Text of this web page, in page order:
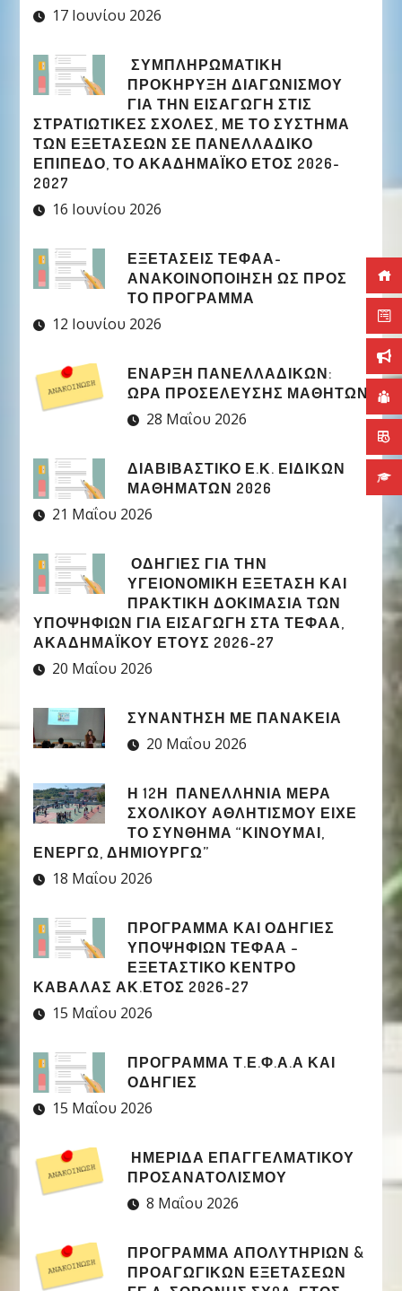
17 Ιουνίου 2026
ΣΥΜΠΛΗΡΩΜΑΤΙΚΉ
ΠΡΟΚΉΡΥΞΗ ΔΙΑΓΩΝΙΣΜΟΎ
ΓΙΑ ΤΗΝ ΕΙΣΑΓΩΓΉ ΣΤΙΣ
ΣΤΡΑΤΙΩΤΙΚΈΣ ΣΧΟΛΈΣ, ΜΕ ΤΟ ΣΎΣΤΗΜΑ
ΤΩΝ ΕΞΕΤΆΣΕΩΝ ΣΕ ΠΑΝΕΛΛΑΔΙΚΌ
ΕΠΊΠΕΔΟ, ΤΟ ΑΚΑΔΗΜΑΪΚΌ ΈΤΟΣ 2026-
2027
16 Ιουνίου 2026
ΕΞΕΤΑΣΕΙΣ ΤΕΦΑΑ-
ΑΝΑΚΟΙΝΟΠΟΙΗΣΗ ΩΣ ΠΡΟΣ
ΤΟ ΠΡΟΓΡΑΜΜΑ
12 Ιουνίου 2026
ΈΝΑΡΞΗ ΠΑΝΕΛΛΑΔΙΚΏΝ:
ΏΡΑ ΠΡΟΣΈΛΕΥΣΗΣ ΜΑΘΗΤΏΝ
28 Μαΐου 2026
ΔΙΑΒΙΒΑΣΤΙΚΟ Ε.Κ. ΕΙΔΙΚΩΝ
ΜΑΘΗΜΑΤΩΝ 2026
21 Μαΐου 2026
ΟΔΗΓΙΕΣ ΓΙΑ ΤΗΝ
ΥΓΕΙΟΝΟΜΙΚΗ ΕΞΕΤΑΣΗ ΚΑΙ
ΠΡΑΚΤΙΚΗ ΔΟΚΙΜΑΣΙΑ ΤΩΝ
ΥΠΟΨΗΦΙΩΝ ΓΙΑ ΕΙΣΑΓΩΓΗ ΣΤΑ ΤΕΦΑΑ,
ΑΚΑΔΗΜΑΪΚΟΥ ΕΤΟΥΣ 2026-27
20 Μαΐου 2026
ΣΥΝΑΝΤΗΣΗ ΜΕ ΠΑΝΑΚΕΙΑ
20 Μαΐου 2026
Η 12Η ΠΑΝΕΛΛΉΝΙΑ ΜΈΡΑ
ΣΧΟΛΙΚΟΎ ΑΘΛΗΤΙΣΜΟΎ ΕΊΧΕ
ΤΟ ΣΎΝΘΗΜΑ “ΚΙΝΟΎΜΑΙ,
ΕΝΕΡΓΏ, ΔΗΜΙΟΥΡΓΏ”
18 Μαΐου 2026
ΠΡΟΓΡΑΜΜΑ ΚΑΙ ΟΔΗΓΙΕΣ
ΥΠΟΨΗΦΙΩΝ ΤΕΦΑΑ –
ΕΞΕΤΑΣΤΙΚΟ ΚΕΝΤΡΟ
ΚΑΒΑΛΑΣ ΑΚ.ΕΤΟΣ 2026-27
15 Μαΐου 2026
ΠΡΟΓΡΑΜΜΑ Τ.Ε.Φ.Α.Α ΚΑΙ
ΟΔΗΓΙΕΣ
15 Μαΐου 2026
ΗΜΕΡΙΔΑ ΕΠΑΓΓΕΛΜΑΤΙΚΟΥ
ΠΡΟΣΑΝΑΤΟΛΙΣΜΟΥ
8 Μαΐου 2026
ΠΡΟΓΡΑΜΜΑ ΑΠΟΛΥΤΗΡΙΩΝ &
ΠΡΟΑΓΩΓΙΚΩΝ ΕΞΕΤΑΣΕΩΝ